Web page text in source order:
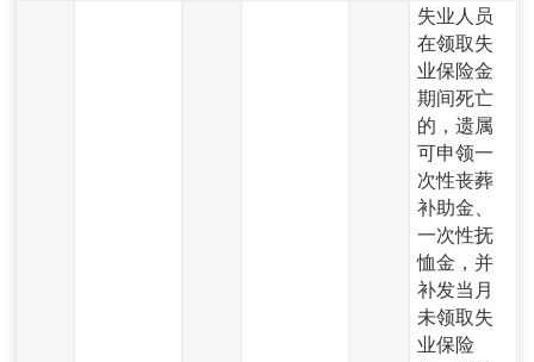
失业人员
在领取失
业保险金
期间死亡
的，遗属
可申领一
次性丧葬
补助金、
一次性抚
恤金，并
补发当月
未领取失
业保险